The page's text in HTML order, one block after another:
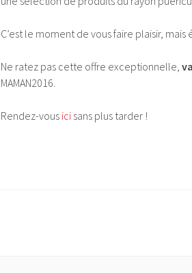
C’est le moment de vous faire plaisir,
Ne ratez pas cette offre exceptionnelle,
MAMAN2016.
Rendez-vous ici sans plus tarder !